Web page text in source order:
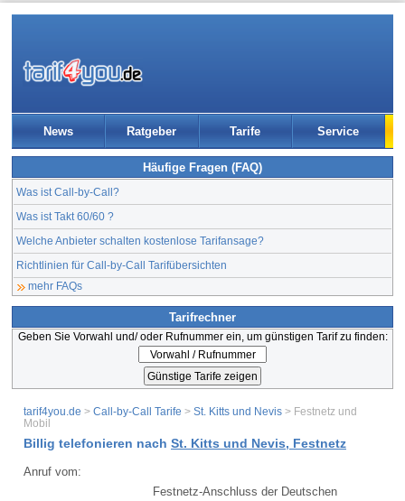
News Ratgeber Tarife Service
Häufige Fragen (FAQ)
Was ist Call-by-Call?
Was ist Takt 60/60 ?
Welche Anbieter schalten kostenlose Tarifansage?
Richtlinien für Call-by-Call Tarifübersichten
mehr FAQs
Tarifrechner
Geben Sie Vorwahl und/ oder Rufnummer ein, um günstigen Tarif zu finden:
tarif4you.de > Call-by-Call Tarife > St. Kitts und Nevis > Festnetz und
Mobil
Billig telefonieren nach St. Kitts und Nevis, Festnetz
Anruf vom:
Festnetz-Anschluss der Deutschen